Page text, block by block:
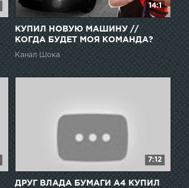
14:1
КУПИЛ НОВУЮ МАШИНУ //
КОГДА БУДЕТ МОЯ КОМАНДА?
BMW M5 F90 COMPETITION
Канал Шока
7:12
ДРУГ ВЛАДА БУМАГИ А4 КУПИЛ